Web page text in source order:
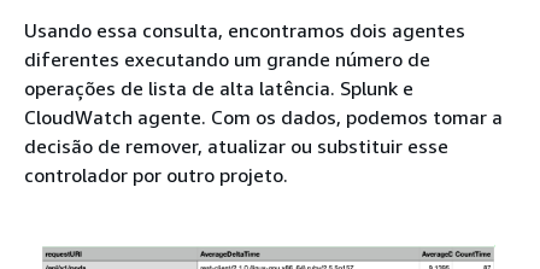
Usando essa consulta, encontramos dois agentes
diferentes executando um grande número de
operações de lista de alta latência. Splunk e
CloudWatch agente. Com os dados, podemos tomar a
decisão de remover, atualizar ou substituir esse
controlador por outro projeto.